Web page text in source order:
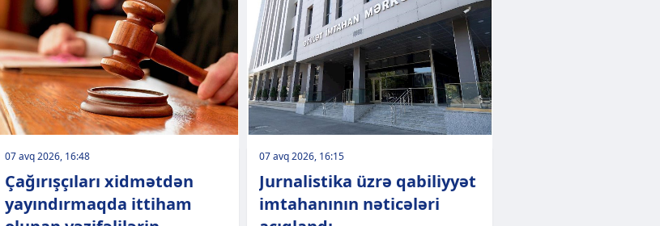
07 avq 2026, 16:48
Çağırışçıları xidmətdən
yayındırmaqda ittiham
07 avq 2026, 16:15
Jurnalistika üzrə qabiliyyət
imtahanının nəticələri